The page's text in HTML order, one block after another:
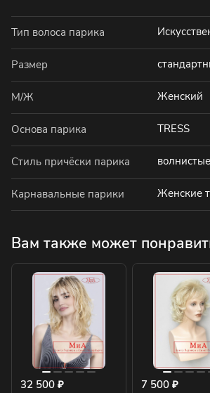
Тип волоса парика
Размер
М/Ж Женский
Основа парика TRESS
Стиль причёски парика волнистые
Карнавальные парики Женские
Вам также может
32 500 ₽
7 500 ₽